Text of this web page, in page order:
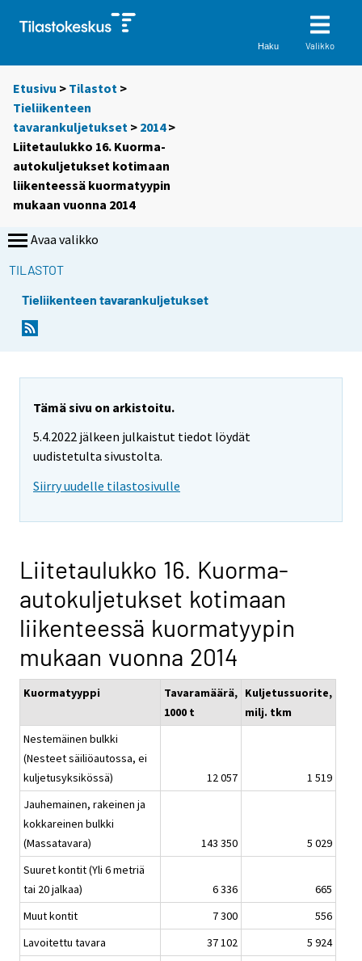
Haku Valikko
Etusivu > Tilastot >
Tieliikenteen
tavarankuljetukset > 2014>
Liitetaulukko 16. Kuorma-
autokuljetukset kotimaan
liikenteessä kuormatyypin
mukaan vuonna 2014
Avaa valikko
TILASTOT
Tieliikenteen tavarankuljetukset
Tämä sivu on arkistoitu.
5.4.2022 jälkeen julkaistut tiedot löydät
uudistetulta sivustolta.
Siirry uudelle tilastosivulle
Liitetaulukko 16. Kuorma-
autokuljetukset kotimaan
liikenteessä kuormatyypin
mukaan vuonna 2014
Kuormatyyppi
Tavaramäärä,
1000 t
Kuljetussuorite,
milj. tkm
Nestemäinen bulkki
(Nesteet säiliöautossa, ei
kuljetusyksikössä)
12 057
1 519
Jauhemainen, rakeinen ja
kokkareinen bulkki
(Massatavara)
143 350
5 029
Suuret kontit (Yli 6 metriä
tai 20 jalkaa)
6 336
665
Muut kontit
7 300
556
Lavoitettu tavara
37 102
5 924